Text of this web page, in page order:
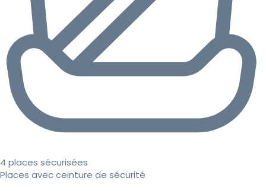
4 places sécurisées
Places avec ceinture de sécurité